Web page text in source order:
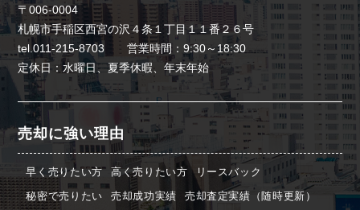
〒006-0004
札幌市手稲区西宮の沢４条１丁目１１番２６号
tel.011-215-8703 営業時間：9:30～18:30
定休日：水曜日、夏季休暇、年末年始
売却に強い理由
早く売りたい方 高く売りたい方
リースバック
秘密で売りたい
売却成功実績
売却査定実績（随時更新）